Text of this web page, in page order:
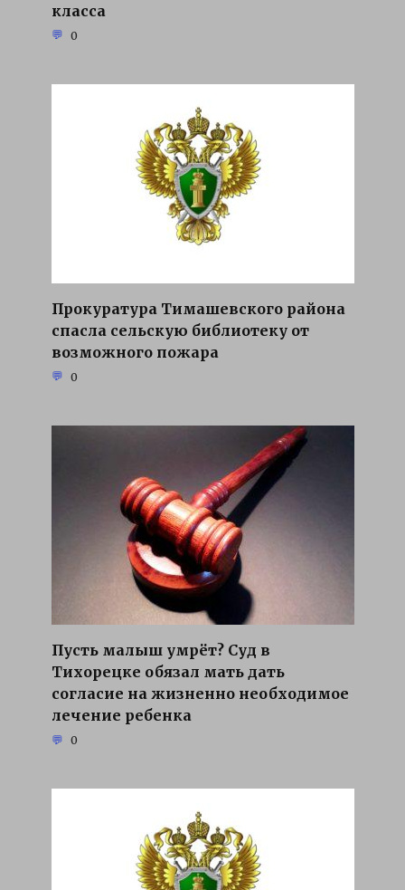
класса
0
Прокуратура Тимашевского района
спасла сельскую библиотеку от
возможного пожара
0
Пусть малыш умрёт? Суд в
Тихорецке обязал мать дать
согласие на жизненно необходимое
лечение ребенка
0